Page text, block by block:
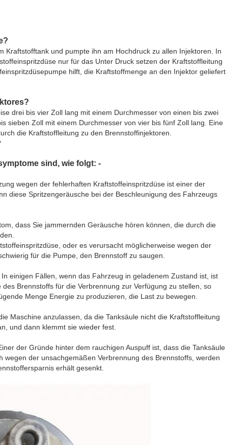
Kraftstofftank und pumpte ihn am Hochdruck zu allen Injektoren. In
nur für das Unter Druck setzen der Kraftstoffleitung
hilft, die Kraftstoffmenge an den Injektor geliefert
drei bis vier Zoll lang mit einem Durchmesser von einen bis zwei
sieben Zoll mit einem Durchmesser von vier bis fünf Zoll lang. Eine
die Kraftstoffleitung zu den Brennstoffinjektoren.
sind, wie folgt: -
wegen der fehlerhaften Kraftstoffeinspritzdüse ist einer der
diese Spritzengeräusche bei der Beschleunigung des Fahrzeugs
dass Sie jammernden Geräusche hören können, die durch die
oder es verursacht möglicherweise wegen der
für die Pumpe, den Brennstoff zu saugen.
einigen Fällen, wenn das Fahrzeug in geladenem Zustand ist, ist
Brennstoffs für die Verbrennung zur Verfügung zu stellen, so
Menge Energie zu produzieren, die Last zu bewegen.
Maschine anzulassen, da die Tanksäule nicht die Kraftstoffleitung
und dann klemmt sie wieder fest.
der Gründe hinter dem rauchigen Auspuff ist, dass die Tanksäule
der unsachgemäßen Verbrennung des Brennstoffs, werden
erhält gesenkt.